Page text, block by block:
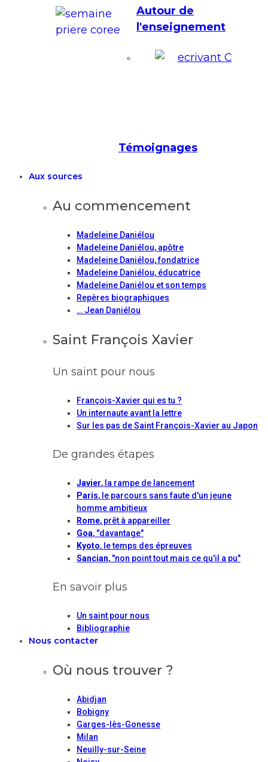
Autour de
l'enseignement
Témoignages
Aux sources
Au commencement
Madeleine Daniélou
Madeleine Daniélou, apôtre
Madeleine Daniélou, fondatrice
Madeleine Daniélou, éducatrice
Madeleine Daniélou et son temps
Repères biographiques
… Jean Daniélou
Saint François Xavier
Un saint pour nous
François-Xavier qui es tu ?
Un internaute avant la lettre
Sur les pas de Saint François-Xavier au Japon
De grandes étapes
Javier, la rampe de lancement
Paris, le parcours sans faute d'un jeune
homme ambitieux
Rome, prêt à appareiller
Goa, "davantage"
Kyoto, le temps des épreuves
Sancian, "non point tout mais ce qu'il a pu"
En savoir plus
Un saint pour nous
Bibliographie
Nous contacter
Où nous trouver ?
Abidjan
Bobigny
Garges-lès-Gonesse
Milan
Neuilly-sur-Seine